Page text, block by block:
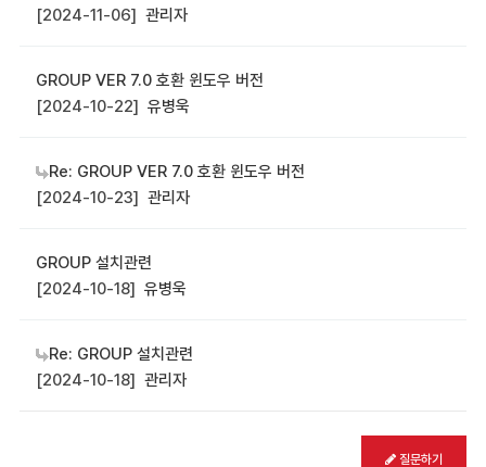
[2024-11-06] 관리자
GROUP VER 7.0 호환 윈도우 버전
[2024-10-22] 유병욱
Re: GROUP VER 7.0 호환 윈도우 버전
[2024-10-23] 관리자
GROUP 설치관련
[2024-10-18] 유병욱
Re: GROUP 설치관련
[2024-10-18] 관리자
질문하기